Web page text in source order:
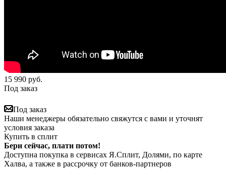
15 990 руб.
Под заказ
Под заказ
Наши менеджеры обязательно свяжутся с вами и уточнят
условия заказа
Купить в сплит
Бери сейчас, плати потом!
Доступна покупка в сервисах Я.Сплит, Долями, по карте
Халва, а также в рассрочку от банков-партнеров